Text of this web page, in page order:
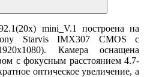
mini_V.1 построена на
Starvis IMX307 CMOS с
Камера оснащена
с фокусным расстоянием 4.7-
оптическое увеличение, а